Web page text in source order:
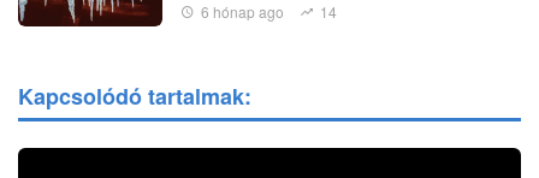
6 hónap ago 14
Kapcsolódó tartalmak: